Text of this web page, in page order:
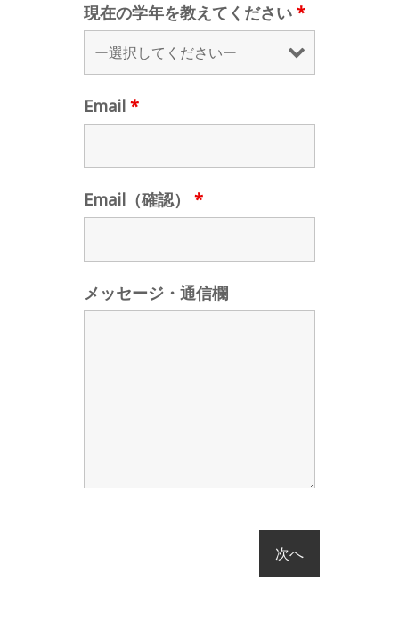
現在の学年を教えてください *
Email *
Email（確認） *
メッセージ・通信欄